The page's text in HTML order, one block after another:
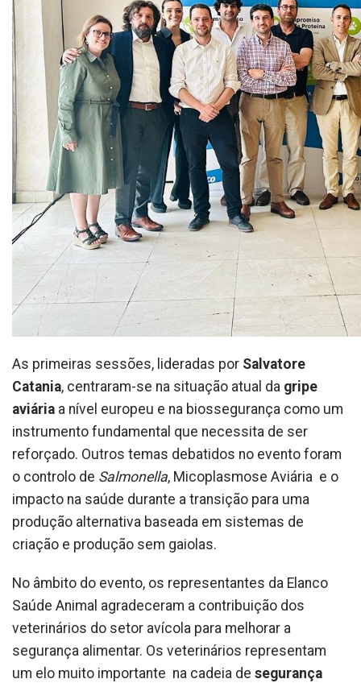
As primeiras sessões, lideradas por Salvatore
Catania, centraram-se na situação atual da gripe
aviária a nível europeu e na biossegurança como um
instrumento fundamental que necessita de ser
reforçado. Outros temas debatidos no evento foram
o controlo de Salmonella, Micoplasmose Aviária e o
impacto na saúde durante a transição para uma
produção alternativa baseada em sistemas de
criação e produção sem gaiolas.
No âmbito do evento, os representantes da Elanco
Saúde Animal agradeceram a contribuição dos
veterinários do setor avícola para melhorar a
segurança alimentar. Os veterinários representam
um elo muito importante na cadeia de segurança